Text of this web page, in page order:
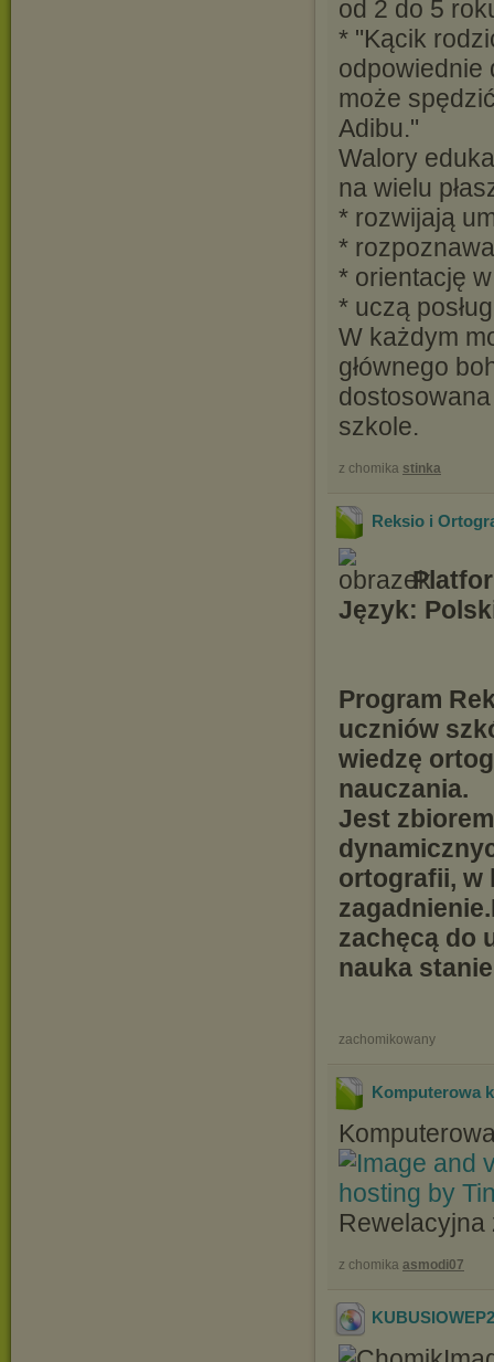
od 2 do 5
* "Kącik
odpowiednie
może
Adibu."
Walory
na wielu
* rozwijają
*
* orientację
* uczą
W każdym
głównego
szkole.
z chomika stinka
Reksio i
Język:
Program
uczniów
wiedzę
nauczania.
Jest
ortografii, w
zachęcą do
nauka
zachomikowany
Komputerowa
Rewelacyjna
z chomika asmodi07
KUBUSIOWEP2